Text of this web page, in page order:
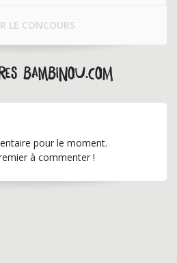
LE CONCOURS
bambinou.com
pour le moment.
à commenter !